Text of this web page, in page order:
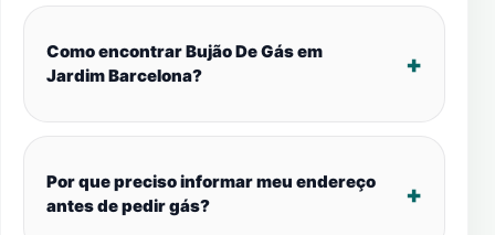
Como encontrar Bujão De Gás em
Jardim Barcelona?
Por que preciso informar meu endereço
antes de pedir gás?